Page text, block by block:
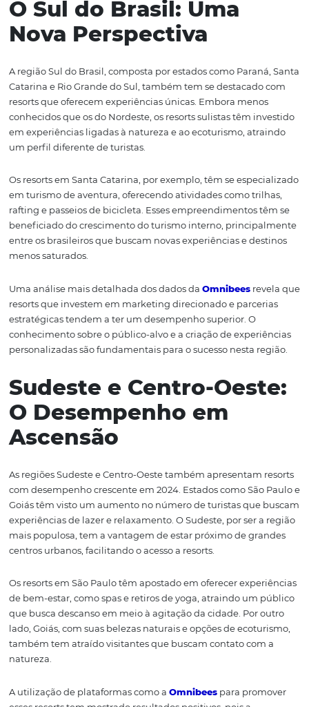
diversificadas tem contribuído para o crescimento
oferecem não apenas conforto, mas também
culturais, como aulas de culinária local e passeios
promoção em canais como a Omnibeestem sido
para aumentar a visibilidade desses empreendimentos,
permitindo que resorts menos conhecidos ganhem
Além disso, o investimento em marketing digital e
com influenciadores têm potencializado ainda mais a
performance dos resorts nordestinos. O uso de redes
compartilhar experiências de hóspedes e a criação de
promocionais exclusivos aumentam a atratividade dos
O Sul do Brasil: Uma
Nova Perspectiva
A região Sul do Brasil, composta por estados como
Catarina e Rio Grande do Sul, também tem se
resorts que oferecem experiências únicas. Embora
um perfil diferente de turistas.
Os resorts em Santa Catarina, por exemplo, têm se
em turismo de aventura, oferecendo atividades como
rafting e passeios de bicicleta. Esses empreendimentos
beneficiado do crescimento do turismo interno,
entre os brasileiros que buscam novas experiências e
menos saturados.
Uma análise mais detalhada dos dados da
estratégicas tendem a ter um desempenho superior. O